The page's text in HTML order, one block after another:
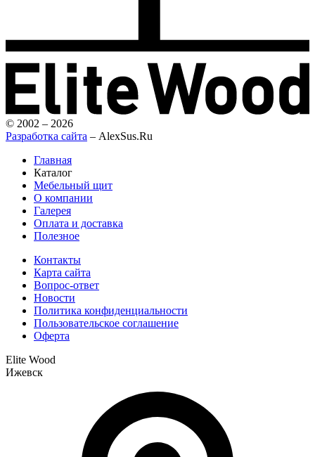
© 2002 – 2026
Разработка сайта – AlexSus.Ru
Главная
Каталог
Мебельный щит
О компании
Галерея
Оплата и доставка
Полезное
Контакты
Карта сайта
Вопрос-ответ
Новости
Политика конфиденциальности
Пользовательское соглашение
Оферта
Elite Wood
Ижевск